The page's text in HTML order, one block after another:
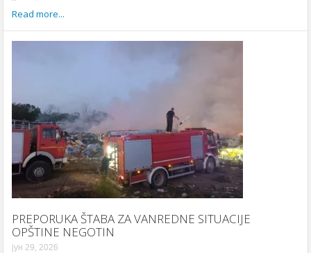
Read more...
PREPORUKA ŠTABA ZA VANREDNE SITUACIJE
OPŠTINE NEGOTIN
јун 29, 2026